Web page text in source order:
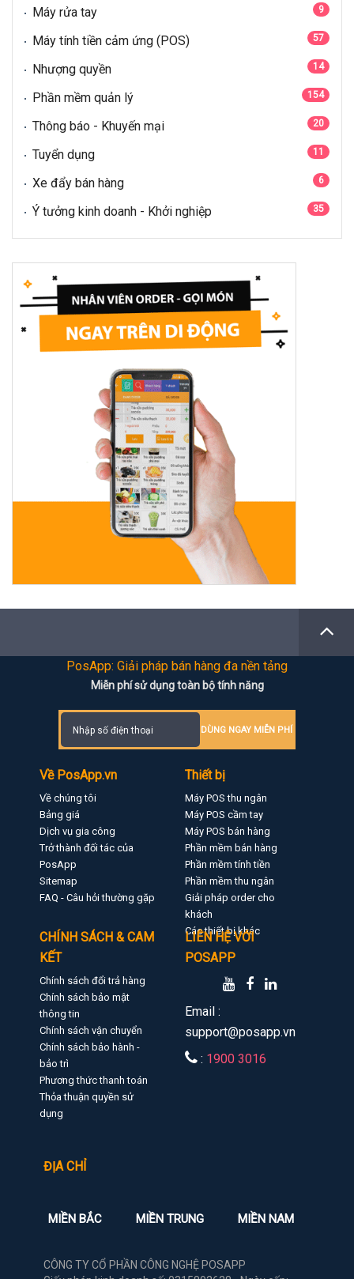
Máy rửa tay 9
Máy tính tiền cảm ứng (POS) 57
Nhượng quyền 14
Phần mềm quản lý 154
Thông báo - Khuyến mại 20
Tuyển dụng 11
Xe đẩy bán hàng 6
Ý tưởng kinh doanh - Khởi nghiệp 35
PosApp: Giải pháp bán hàng đa nền tảng
Miễn phí sử dụng toàn bộ tính năng
DÙNG NGAY MIỄN PHÍ
Về PosApp.vn
Về chúng tôi
Bảng giá
Dịch vụ gia công
Trở thành đối tác của
PosApp
Sitemap
FAQ - Câu hỏi thường gặp
Thiết bị
Máy POS thu ngân
Máy POS cầm tay
Máy POS bán hàng
Phần mềm bán hàng
Phần mềm tính tiền
Phần mềm thu ngân
Giải pháp order cho
khách
Các thiết bị khác
CHÍNH SÁCH & CAM
KẾT
Chính sách đổi trả hàng
Chính sách bảo mật
thông tin
Chính sách vận chuyển
Chính sách bảo hành -
bảo trì
Phương thức thanh toán
Thỏa thuận quyền sử
dụng
LIÊN HỆ VỚI
POSAPP
Email :
support@posapp.vn
: 1900 3016
ĐỊA CHỈ
MIỀN BẮC MIỀN TRUNG MIỀN NAM
CÔNG TY CỔ PHẦN CÔNG NGHỆ POSAPP